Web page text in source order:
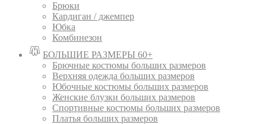
Брюки
Кардиган / джемпер
Юбка
Комбинезон
БОЛЬШИЕ РАЗМЕРЫ 60+
Брючные костюмы больших размеров
Верхняя одежда больших размеров
Юбочные костюмы больших размеров
Женские блузки больших размеров
Спортивные костюмы больших размеров
Платья больших размеров